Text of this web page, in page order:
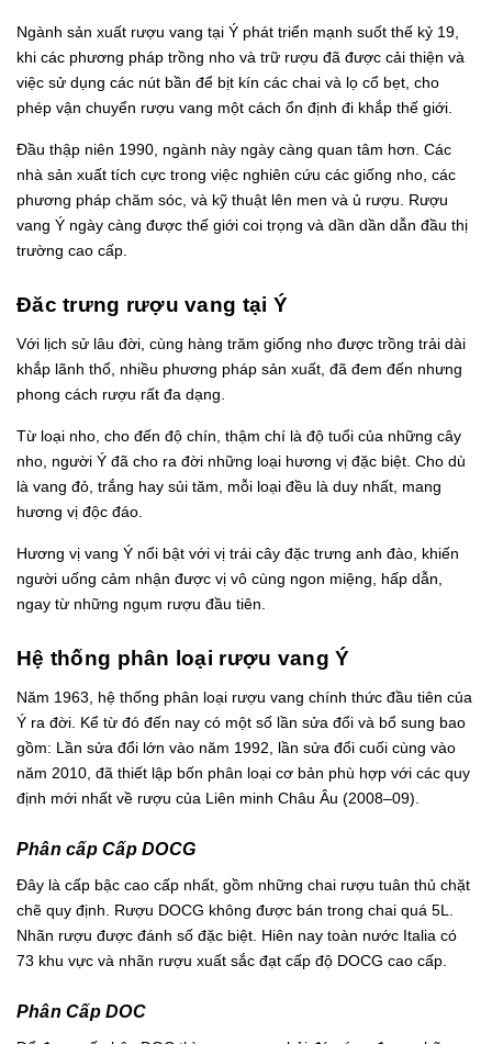
Ngành sản xuất rượu vang tại Ý phát triển mạnh suốt thế kỷ 19,
khi các phương pháp trồng nho và trữ rượu đã được cải thiện và
việc sử dụng các nút bần để bịt kín các chai và lọ cổ bẹt, cho
phép vận chuyển rượu vang một cách ổn định đi khắp thế giới.
Đầu thập niên 1990, ngành này ngày càng quan tâm hơn. Các
nhà sản xuất tích cực trong việc nghiên cứu các giống nho, các
phương pháp chăm sóc, và kỹ thuật lên men và ủ rượu. Rượu
vang Ý ngày càng được thế giới coi trọng và dần dần dẫn đầu thị
trường cao cấp.
Đăc trưng rượu vang tại Ý
Với lịch sử lâu đời, cùng hàng trăm giống nho được trồng trải dài
khắp lãnh thổ, nhiều phương pháp sản xuất, đã đem đến nhưng
phong cách rượu rất đa dạng.
Từ loại nho, cho đến độ chín, thậm chí là độ tuổi của những cây
nho, người Ý đã cho ra đời những loại hương vị đặc biệt. Cho dù
là vang đỏ, trắng hay sủi tăm, mỗi loại đều là duy nhất, mang
hương vị độc đáo.
Hương vị vang Ý nổi bật với vị trái cây đặc trưng anh đào, khiến
người uống cảm nhận được vị vô cùng ngon miệng, hấp dẫn,
ngay từ những ngụm rượu đầu tiên.
Hệ thống phân loại rượu vang Ý
Năm 1963, hệ thống phân loại rượu vang chính thức đầu tiên của
Ý ra đời. Kể từ đó đến nay có một số lần sửa đổi và bổ sung bao
gồm: Lần sửa đổi lớn vào năm 1992, lần sửa đổi cuối cùng vào
năm 2010, đã thiết lập bốn phân loại cơ bản phù hợp với các quy
định mới nhất về rượu của Liên minh Châu Âu (2008–09).
Phân cấp Cấp DOCG
Đây là cấp bậc cao cấp nhất, gồm những chai rượu tuân thủ chặt
chẽ quy định. Rượu DOCG không được bán trong chai quá 5L.
Nhãn rượu được đánh số đặc biệt. Hiên nay toàn nước Italia có
73 khu vực và nhãn rượu xuất sắc đạt cấp độ DOCG cao cấp.
Phân Cấp DOC